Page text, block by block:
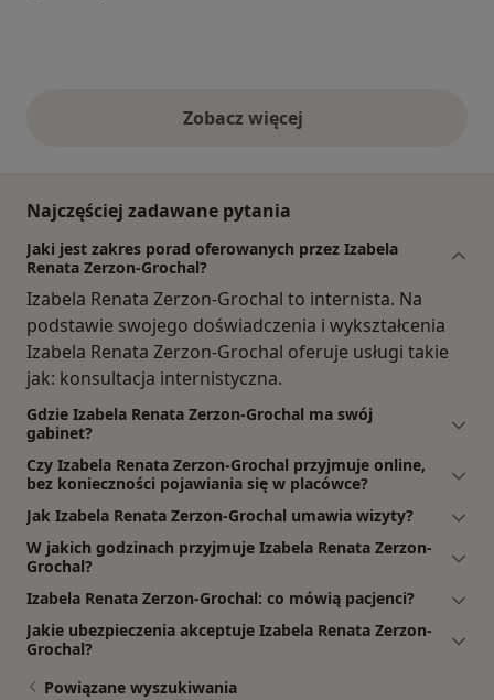
Zobacz więcejopinie powyżej
Najczęściej zadawane pytania
Jaki jest zakres porad oferowanych przez Izabela
Renata Zerzon-Grochal?
Izabela Renata Zerzon-Grochal to internista. Na
podstawie swojego doświadczenia i wykształcenia
Izabela Renata Zerzon-Grochal oferuje usługi takie
jak: konsultacja internistyczna.
Gdzie Izabela Renata Zerzon-Grochal ma swój
gabinet?
Czy Izabela Renata Zerzon-Grochal przyjmuje online,
bez konieczności pojawiania się w placówce?
Jak Izabela Renata Zerzon-Grochal umawia wizyty?
W jakich godzinach przyjmuje Izabela Renata Zerzon-
Grochal?
Izabela Renata Zerzon-Grochal: co mówią pacjenci?
Jakie ubezpieczenia akceptuje Izabela Renata Zerzon-
Grochal?
Powiązane wyszukiwania